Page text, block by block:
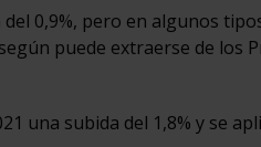
del 0,9%, pero en algunos
puede extraerse de los
una subida del 1,8% y se